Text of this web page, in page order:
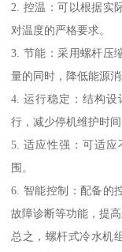
2. 控温：可以根据实
对温度的严格要求。
3. 节能：采用螺杆压
量的同时，降低能源消
4. 运行稳定：结构
行，减少停机维护时间
5. 适应性强：可适
围。
6. 智能控制：配备的
故障诊断等功能，提
总之，螺杆式冷水机